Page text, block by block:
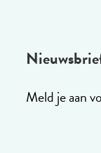
Meld je aan